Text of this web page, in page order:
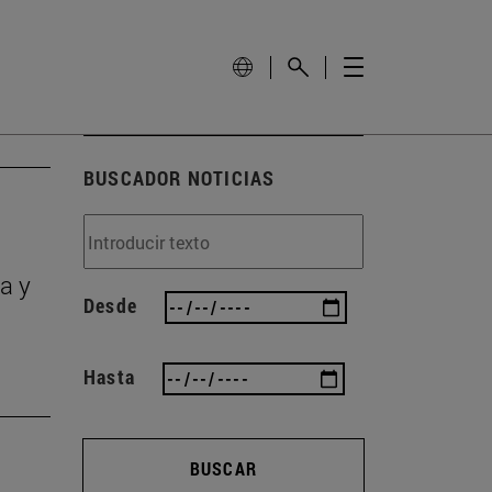
y
BUSCADOR NOTICIAS
Desde
Hasta
BUSCAR